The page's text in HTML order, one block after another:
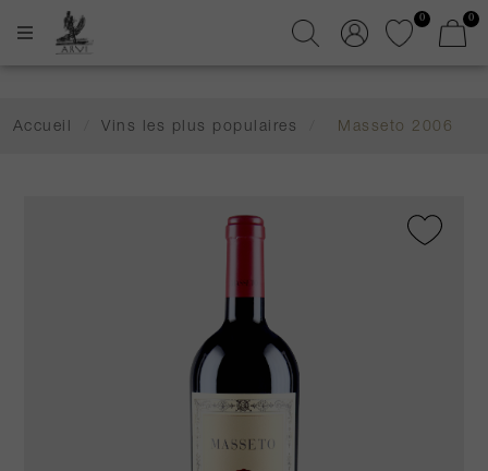
0 0
Accueil Vins les plus populaires Masseto 2006